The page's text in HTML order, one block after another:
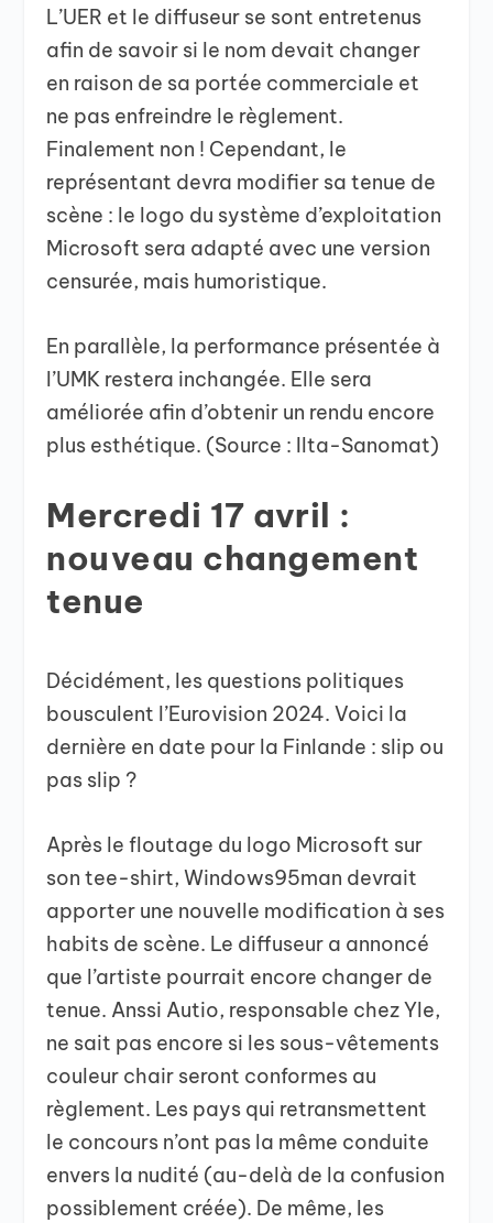
L’UER et le diffuseur se sont entretenus
afin de savoir si le nom devait changer
en raison de sa portée commerciale et
ne pas enfreindre le règlement.
Finalement non ! Cependant, le
représentant devra modifier sa tenue de
scène : le logo du système d’exploitation
Microsoft sera adapté avec une version
censurée, mais humoristique.
En parallèle, la performance présentée à
l’UMK restera inchangée. Elle sera
améliorée afin d’obtenir un rendu encore
plus esthétique. (Source : Ilta-Sanomat)
Mercredi 17 avril :
nouveau changement
tenue
Décidément, les questions politiques
bousculent l’Eurovision 2024. Voici la
dernière en date pour la Finlande : slip ou
pas slip ?
Après le floutage du logo Microsoft sur
son tee-shirt, Windows95man devrait
apporter une nouvelle modification à ses
habits de scène. Le diffuseur a annoncé
que l’artiste pourrait encore changer de
tenue. Anssi Autio, responsable chez Yle,
ne sait pas encore si les sous-vêtements
couleur chair seront conformes au
règlement. Les pays qui retransmettent
le concours n’ont pas la même conduite
envers la nudité (au-delà de la confusion
possiblement créée). De même, les